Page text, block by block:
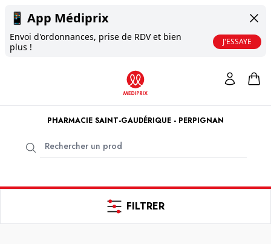
📱 App Médiprix
Envoi d'ordonnances, prise de RDV et bien
plus !
J'ESSAYE
PHARMACIE SAINT-GAUDÉRIQUE - PERPIGNAN
FILTRER